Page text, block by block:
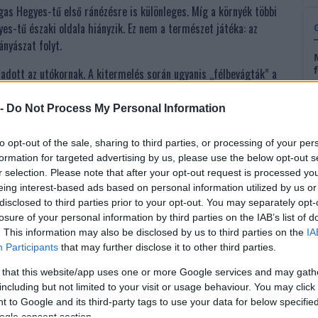
Do Not Process My Personal Information
opt-out of the sale, sharing to third parties, or processing of your
for targeted advertising by us, please use the below opt-out
selection. Please note that after your opt-out request is processed
interest-based ads based on personal information utilized by us
to third parties prior to your opt-out. You may separately
of your personal information by third parties on the IAB’s list of
This information may also be disclosed by us to third parties on the
Participants that may further disclose it to other third parties.
that this website/app uses one or more Google services and may
but not limited to your visit or usage behaviour. You may
to Google and its third-party tags to use your data for below
Hegyes-tű első ránézésre is különleges. Míg a környék többi
tű északi oldala hiányzik. Ez nem a természet játéka: az
folyt.
az utókornak. A kitermelés során ugyanis „félbevágták” a
kőzetréteg alatt rejtőzik: egy egykori vulkán kürtője. A
, ahol beláthatunk a díszletek mögé.
a bazaltoszlopok?
kezdődött, amikor a Balaton-felvidék területe még intenzív
de egy része megrekedt a kürtőben. A folyamat
hűlés közben zsugorodni kezdett. Ahogy a hőmérséklet
szabályos, függőleges repedések mentén oldódtak fel.